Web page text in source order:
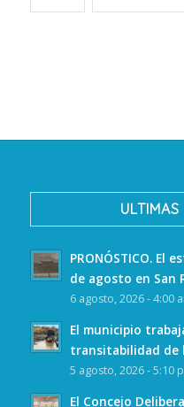
PRONÓSTICO. El
de agosto en San
6 agosto, 2026 - 4:00
El municipio
transitabilidad de
5 agosto, 2026 - 5:10
El Concejo